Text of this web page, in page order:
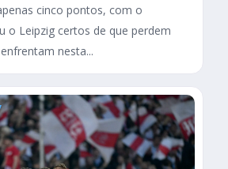
cinco pontos, com o
o Leipzig certos de que perdem
nesta...